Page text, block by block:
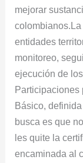
mejorar
entidades
monitoreo,
ejecución de
Participaciones
Básico,
busca es que
les quite la
encaminada al